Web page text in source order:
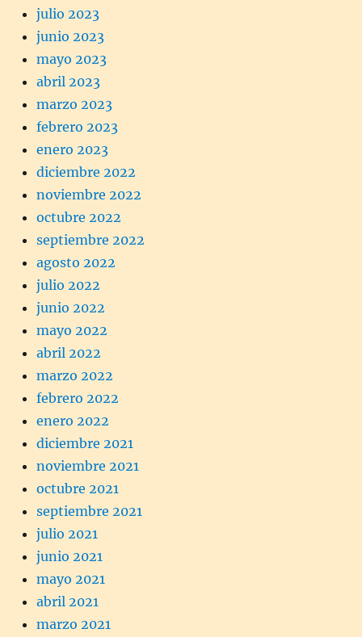
julio 2023
junio 2023
mayo 2023
abril 2023
marzo 2023
febrero 2023
enero 2023
diciembre 2022
noviembre 2022
octubre 2022
septiembre 2022
agosto 2022
julio 2022
junio 2022
mayo 2022
abril 2022
marzo 2022
febrero 2022
enero 2022
diciembre 2021
noviembre 2021
octubre 2021
septiembre 2021
julio 2021
junio 2021
mayo 2021
abril 2021
marzo 2021